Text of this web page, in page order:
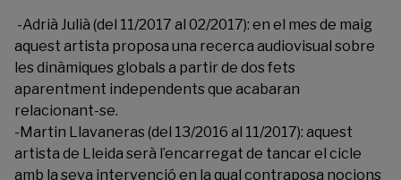
-Adrià Julià (del 11/2017 al 02/2017): en el mes de maig
aquest artista proposa una recerca audiovisual sobre
les dinàmiques globals a partir de dos fets
aparentment independents que acabaran
relacionant-se.
-Martin Llavaneras (del 13/2016 al 11/2017): aquest
artista de Lleida serà l’encarregat de tancar el cicle
amb la seva intervenció en la qual contraposa nocions